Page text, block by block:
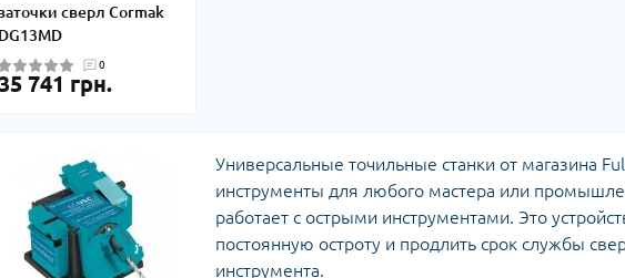
сверл Cormak
DG13MD
0
741 грн.
Универсальные точильные станки от магазина
инструменты для любого мастера или
работает с острыми инструментами. Это
постоянную остроту и продлить срок службы
инструмента.